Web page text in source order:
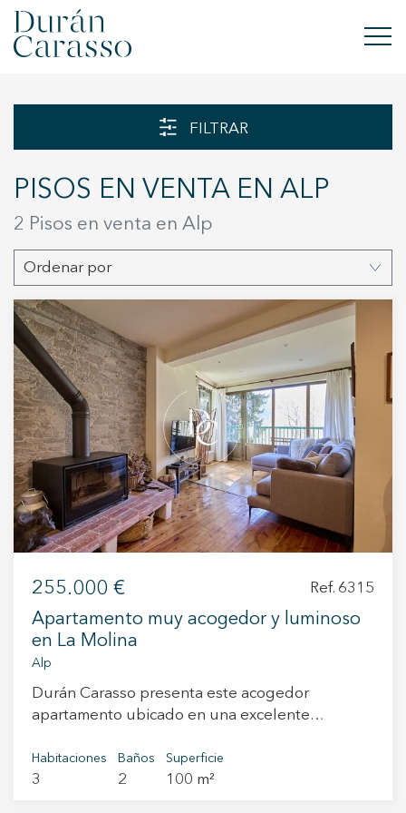
OBRA NUEVA
INVERSIONES
GRUPO DC
CONTACTO
+34 935 178 067
ES
FILTRAR
PISOS EN VENTA EN ALP
2 Pisos en venta en Alp
Ordenar por
255.000 € Ref. 6315
Apartamento muy acogedor y luminoso
en La Molina
Alp
Durán Carasso presenta este acogedor
apartamento ubicado en una excelente
esquí, donde se combinan el confort, la
tranquilidad y el contacto con la naturaleza. El
Habitaciones
3
Baños
2
Superficie
100 m²